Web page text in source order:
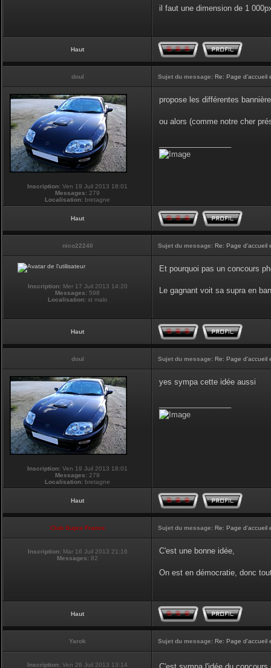
il faut une dimension de 1
Haut
doul Sujet du message: Re: Page d'accueil
Inscription: Ven 19 Juil 2013 18:01
Messages: 279
Localisation: bretagne
propose les différentes
ou alors (comme notre cher
Haut
nico22240 Sujet du message: Re: Page d'accueil
Inscription:Mer 17 Juil 2013 14:20
Messages: 598
Localisation:st malo
Et pourquoi pas un concours
Le gagnant voit sa supra en
Haut
doul Sujet du message: Re: Page d'accueil
Inscription: Ven 19 Juil 2013 18:01
Messages: 279
Localisation: bretagne
yes sympa cette idée aussi
Haut
Club Supra France Sujet du message: Re: Page d'accueil
Inscription: Mar 16 Juil 2013 21:16
Messages: 82
C'est une bonne idée,
On est en démocratie, donc
Haut
Yarok Sujet du message: Re: Page d'accueil
Inscription: Ven 26 Juil 2013 13:14